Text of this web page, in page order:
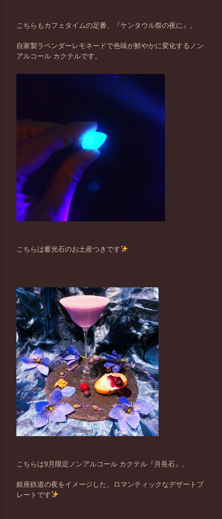
こちらもカフェタイムの定番、『ケンタウル祭の夜に』。
自家製ラベンダーレモネードで色味が鮮やかに変化するノン
アルコール カクテルです。
こちらは蓄光石のお土産つきです
こちらは9月限定ノンアルコール カクテル『月長石』。
銀座鉄道の夜をイメージした、ロマンティックなデザートプ
レートです